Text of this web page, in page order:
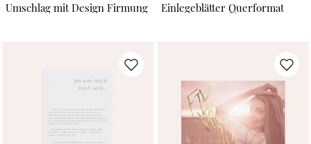
Umschlag mit Design Firmung Einlegeblätter Querformat